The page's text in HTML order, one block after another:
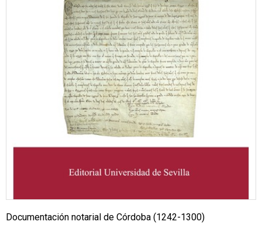
Documentación notarial de Córdoba (1242-1300)